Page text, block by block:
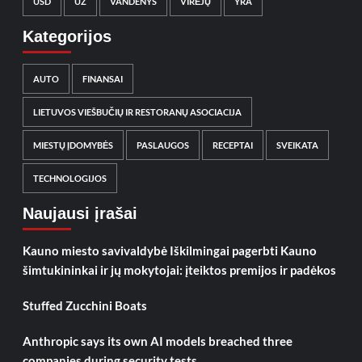
Kategorijos
AUTO FINANSAI
LIETUVOS VIEŠBUČIŲ IR RESTORANŲ ASOCIACIJA
MIESTŲ ĮDOMYBĖS PASLAUGOS RECEPTAI SVEIKATA
TECHNOLOGIJOS
Naujausi įrašai
Kauno miesto savivaldybė Iškilmingai pagerbti Kauno
šimtukininkai ir jų mokytojai: įteiktos premijos ir padėkos
Stuffed Zucchini Boats
Anthropic says its own AI models breached three